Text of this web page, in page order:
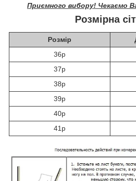
Приємного вибору! Чекаємо
Розмірна
Розмір
36р
37р
38р
39р
40р
41р